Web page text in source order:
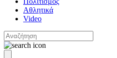
Αθλητικά
Video